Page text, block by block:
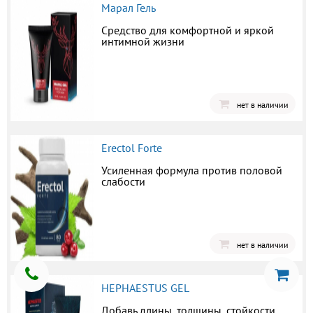
Марал Гель
Средство для комфортной и яркой
интимной жизни
нет в наличии
Erectol Forte
Усиленная формула против половой
слабости
нет в наличии
HEPHAESTUS GEL